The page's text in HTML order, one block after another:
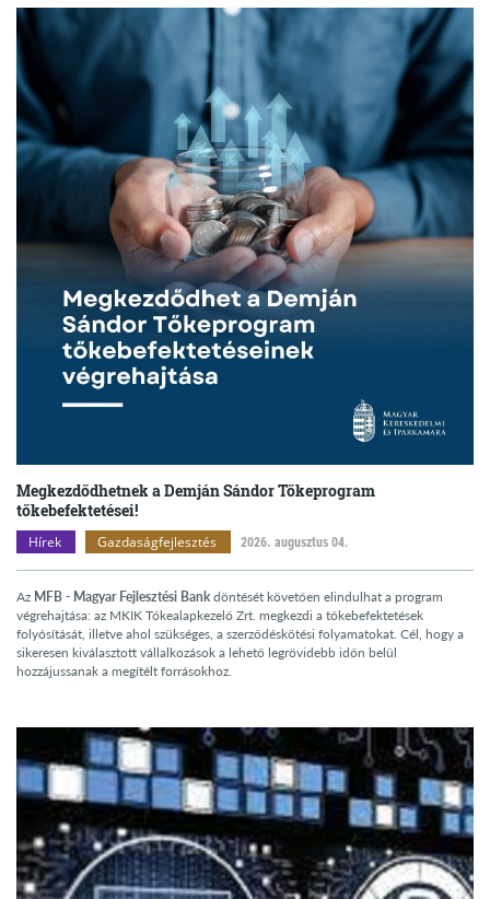
Megkezdődhetnek a Demján Sándor Tőkeprogram
tőkebefektetései!
Hírek Gazdaságfejlesztés 2026. augusztus 04.
Az MFB - Magyar Fejlesztési Bank döntését követően elindulhat a program
végrehajtása: az MKIK Tőkealapkezelő Zrt. megkezdi a tőkebefektetések
folyósítását, illetve ahol szükséges, a szerződéskötési folyamatokat. Cél, hogy a
sikeresen kiválasztott vállalkozások a lehető legrövidebb időn belül
hozzájussanak a megítélt forrásokhoz.